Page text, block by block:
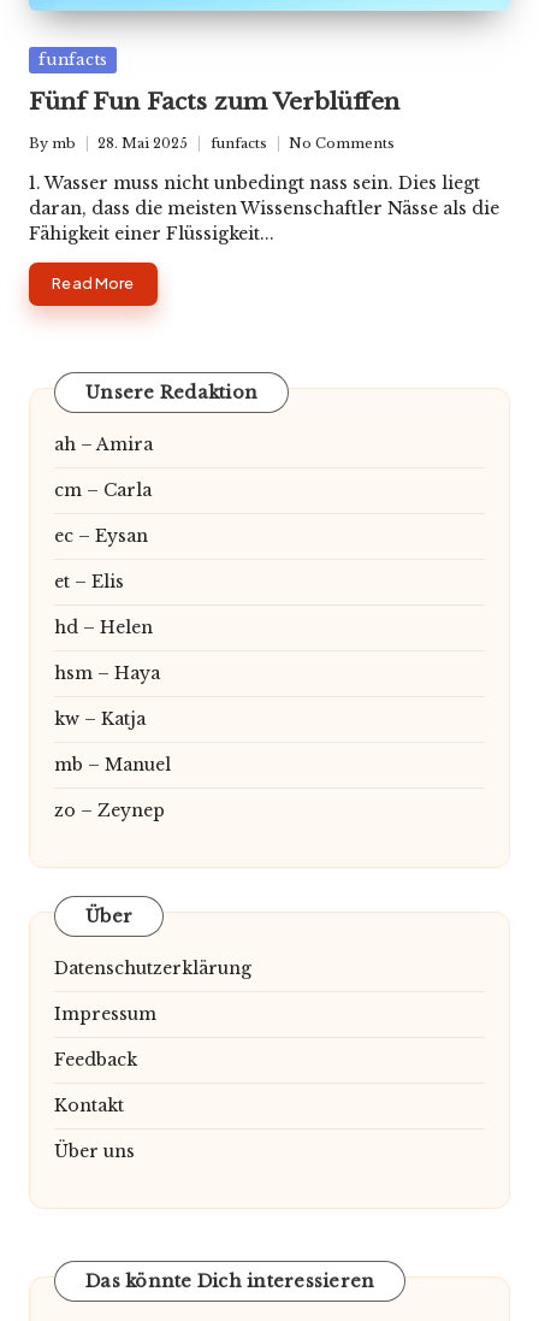
Posted
funfacts
Fünf Fun Facts zum Verblüffen
Posted
by
By mb 28. Mai 2025
in
funfacts No Comments
1. Wasser muss nicht unbedingt nass sein. Dies liegt
daran, dass die meisten Wissenschaftler Nässe als die
Fähigkeit einer Flüssigkeit...
Read More
Unsere Redaktion
ah – Amira
cm – Carla
ec – Eysan
et – Elis
hd – Helen
hsm – Haya
kw – Katja
mb – Manuel
zo – Zeynep
Über
Datenschutzerklärung
Impressum
Feedback
Kontakt
Über uns
Das könnte Dich interessieren